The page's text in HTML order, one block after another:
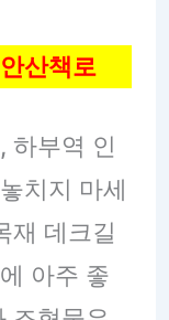
산책로
하부역 인
치지 마세
재 데크길
아주 좋